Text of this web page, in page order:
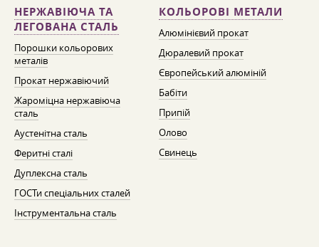
НЕРЖАВІЮЧА ТА
ЛЕГОВАНА СТАЛЬ
Порошки кольорових
металів
Прокат нержавіючий
Жароміцна нержавіюча
сталь
Аустенітна сталь
Феритні сталі
Дуплексна сталь
ГОСТи спеціальних сталей
Інструментальна сталь
КОЛЬОРОВІ МЕТАЛИ
Алюмінієвий прокат
Дюралевий прокат
Європейський алюміній
Бабіти
Припій
Олово
Свинець